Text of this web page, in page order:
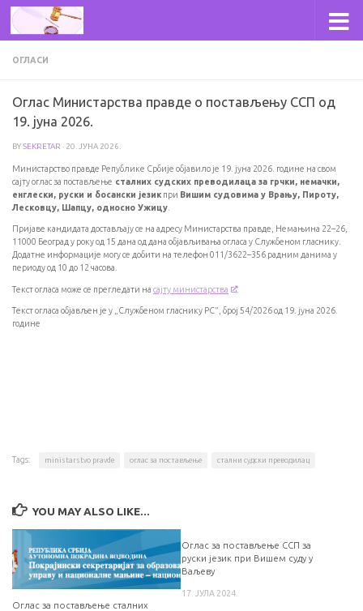
Skip to content
ОГЛАСИ
Оглас Министарства правде о постављењу ССП од
19. јуна 2026.
BYSEKRETAR · 20. ЈУНА 2026.
Министарство правде Републике Србије објавило је 19. јуна 2026. године на свом
сајту оглас за постављење сталних судских преводилаца за грчки, немачки,
енглески, руски и босански језик при Вишим судовима у Врању, Пироту,
Лесковцу, Шапцу, односно Ужицу
Пријаве кандидата достављају се на адресу Министарства правде, Немањина 22–26,
11000 Београд у року од 15 дана од дана објављивања огласа у Службеном гласнику.
Додатне информације могу се добити на телефон 011/3622–356 радним данима у
периоду од 10 до 12 часова.
Текст огласа може се прегледати на сајту министарства .
Tекст огласа објављен је у „Службеном гласнику РС”, број 54/2026 од 19. јуна 2026.
године
Tags: ministarstvo pravde оглас за постављење стални судски преводилац
YOU MAY ALSO LIKE...
Оглас за постављење сталних
Оглас за постављење ССП за
руски језик при Вишем суду у
Ваљеву
17. ЈУЛА 2024.